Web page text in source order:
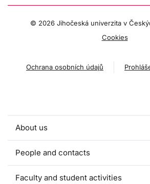
© 2026 Jihočeská univerzita v
Cookies
Ochrana osobních údajů
About us
People and contacts
Faculty and student activities